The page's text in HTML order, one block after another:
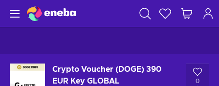
Crypto Voucher (DOGE) 390
EUR Key GLOBAL
0